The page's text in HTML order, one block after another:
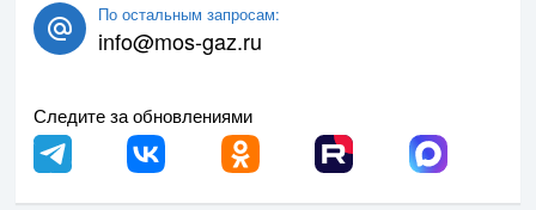
По остальным запросам:
info@mos-gaz.ru
Следите за обновлениями